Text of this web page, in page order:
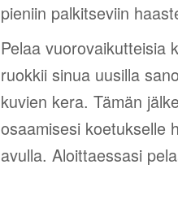
pieniin palkitseviin
Pelaa vuorovaikutteisia
ruokkii sinua uusilla
kuvien kera. Tämän
osaamisesi koetukselle
avulla. Aloittaessasi